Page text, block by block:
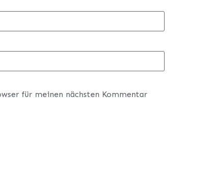
für meinen nächsten Kommentar